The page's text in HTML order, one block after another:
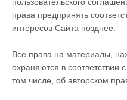
права предпринять
интересов Сайта позднее.
Все права на материалы,
охраняются в соответствии
том числе, об авторском